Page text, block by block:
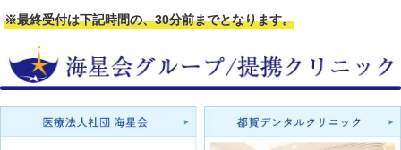
※最終受付は下記時間の、30分前までとなります。